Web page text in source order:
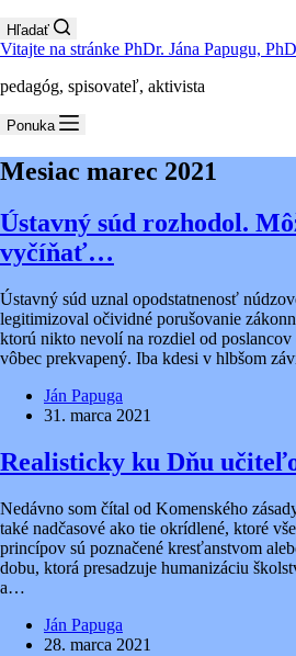
Hľadať
Vitajte na stránke PhDr. Jána Papugu,
pedagóg, spisovateľ, aktivista
Ponuka
Mesiac marec 2021
Ústavný súd rozhodol.
vyčíňať…
Ústavný súd uznal opodstatnenosť
legitimizoval očividné porušovanie
ktorú nikto nevolí na rozdiel od
vôbec prekvapený. Iba kdesi v hlbšom
Ján Papuga
31. marca 2021
Realisticky ku Dňu
Nedávno som čítal od Komenského
také nadčasové ako tie okrídlené, ktoré
princípov sú poznačené kresťanstvom
dobu, ktorá presadzuje humanizáciu
a…
Ján Papuga
28. marca 2021